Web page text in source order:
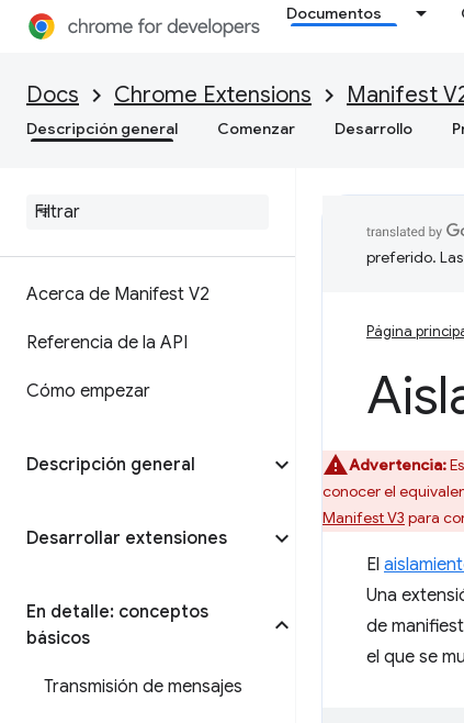
Documentos
Docs Chrome Extensions Manifest
Descripción general Comenzar Desarrollo
Acerca de Manifest V2
Referencia de la API
Cómo empezar
Descripción general
Desarrollar extensiones
En detalle: conceptos
básicos
Transmisión de mensajes
preferido.
Página
Advertencia:
conocer el
Manifest V3 para
El
Una
de
el que se